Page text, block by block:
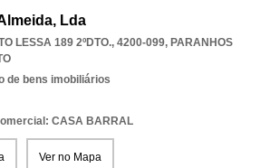
Lda
LESSA 189 2ºDTO., 4200-099, PARANHOS
de bens imobiliários
CASA BARRAL
Ver no Mapa